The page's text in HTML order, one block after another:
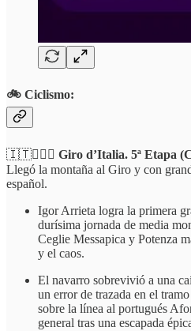
🚲 Ciclismo:
🇮🇹🚵🏻‍♂️ Giro d’Italia. 5ª Etapa
Llegó la montaña al Giro y con
español.
Igor Arrieta logra la primera
durísima jornada de media
Ceglie Messapica y Potenza
y el caos.
El navarro sobrevivió a una
un error de trazada en el
sobre la línea al portugués
general tras una escapada